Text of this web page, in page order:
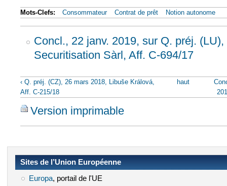
Mots-Clefs: Consommateur Contrat de prêt Notion autonome
Concl., 22 janv. 2019, sur Q. préj.
Securitisation Sàrl, Aff. C-694/17
‹ Q. préj. (CZ), 26 mars 2018, Libuše Králová,
Aff. C-215/18
haut
Version imprimable
Sites de l’Union Européenne
Europa(le lien est externe)
, portail de l'UE